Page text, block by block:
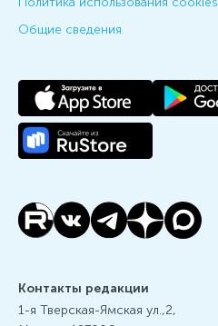
Общие сведения
Контакты редакции
1-я Тверская-Ямская ул.,2,